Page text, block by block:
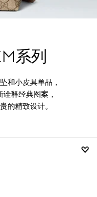
系列
和小皮具单品，
释经典图案，
的精致设计。